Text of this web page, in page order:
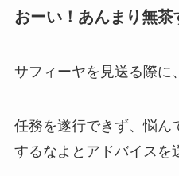
おーい！あんまり無茶
サフィーヤを見送る際に
任務を遂行できず、悩ん
するなよとアドバイスを